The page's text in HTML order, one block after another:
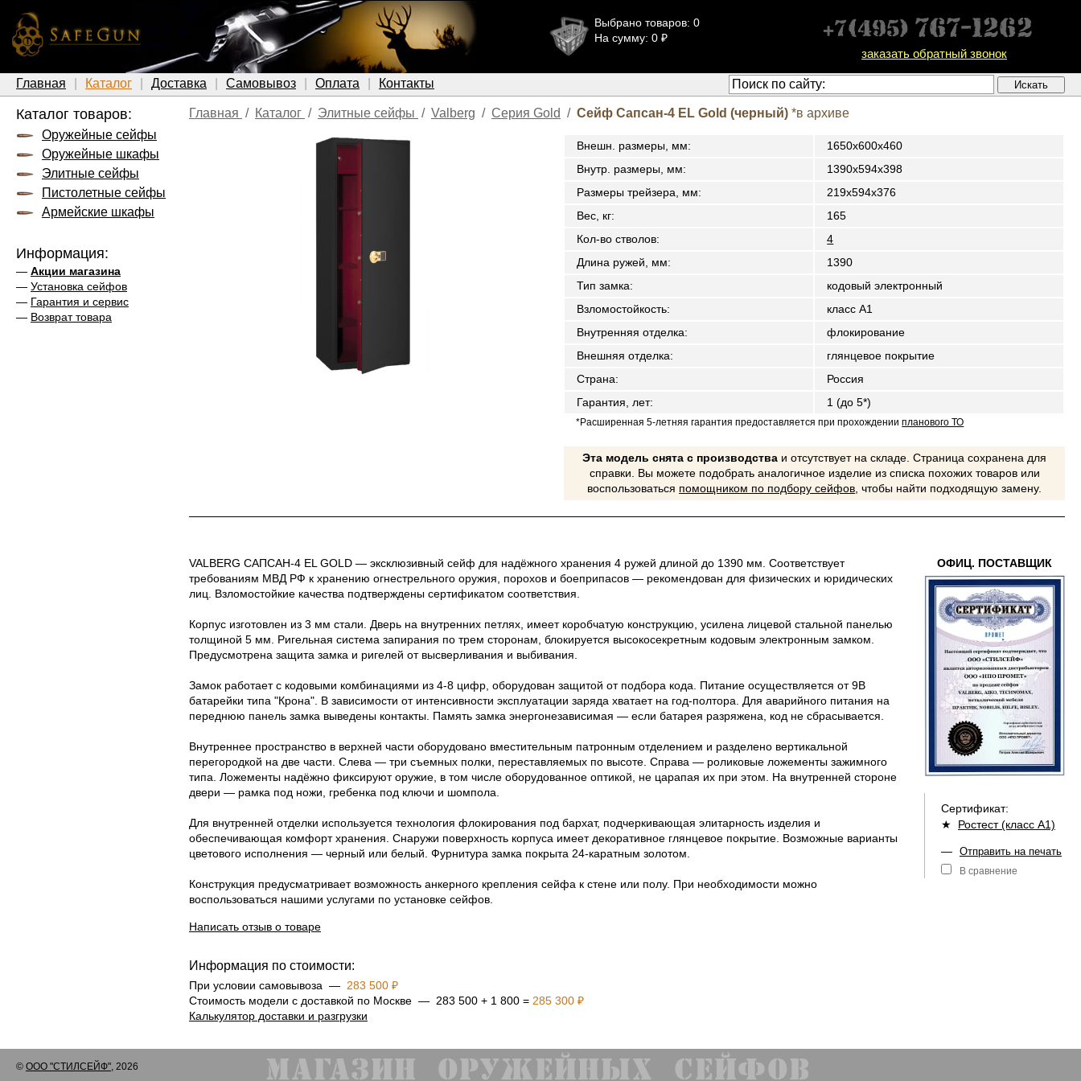
заказать обратный звонок
Выбрано товаров: 0
На сумму: 0 ₽
Главная Каталог Доставка Самовывоз Оплата Контакты
Каталог товаров:
Оружейные сейфы
Оружейные шкафы
Элитные сейфы
Пистолетные сейфы
Армейские шкафы
Информация:
— Акции магазина
— Установка сейфов
— Гарантия и сервис
— Возврат товара
Главная / Каталог / Элитные сейфы / Valberg / Серия Gold / Сейф Сапсан-4 EL Gold (черный) *в архиве
Внешн. размеры, мм:
1650x600x460
Внутр. размеры, мм:
1390x594x398
Размеры трейзера, мм:
219х594х376
Вес, кг:
165
Кол-во стволов:
4
Длина ружей, мм:
1390
Тип замка:
кодовый электронный
Взломостойкость:
класс A1
Внутренняя отделка:
флокирование
Внешняя отделка:
глянцевое покрытие
Страна:
Россия
Гарантия, лет: 1 (до 5*)
*Расширенная 5-летняя гарантия предоставляется при прохождениипланового ТО
Эта модель снята с производства и отсутствует на складе. Страница сохранена для
справки. Вы можете подобрать аналогичное изделие из списка похожих товаров или
воспользоваться помощником по подбору сейфов , чтобы найти подходящую замену.
VALBERG САПСАН-4 EL GOLD — эксклюзивный сейф для надёжного хранения 4 ружей длиной до 1390 мм. Соответствует
требованиям МВД РФ к хранению огнестрельного оружия, порохов и боеприпасов — рекомендован для физических и юридических
лиц. Взломостойкие качества подтверждены сертификатом соответствия.
Корпус изготовлен из 3 мм стали. Дверь на внутренних петлях, имеет коробчатую конструкцию, усилена лицевой стальной панелью
толщиной 5 мм. Ригельная система запирания по трем сторонам, блокируется высокосекретным кодовым электронным замком.
Предусмотрена защита замка и ригелей от высверливания и выбивания.
Замок работает с кодовыми комбинациями из 4-8 цифр, оборудован защитой от подбора кода. Питание осуществляется от 9В
батарейки типа "Крона". В зависимости от интенсивности эксплуатации заряда хватает на год-полтора. Для аварийного питания на
переднюю панель замка выведены контакты. Память замка энергонезависимая — если батарея разряжена, код не сбрасывается.
Внутреннее пространство в верхней части оборудовано вместительным патронным отделением и разделено вертикальной
перегородкой на две части. Слева — три съемных полки, переставляемых по высоте. Справа — роликовые ложементы зажимного
типа. Ложементы надёжно фиксируют оружие, в том числе оборудованное оптикой, не царапая их при этом. На внутренней стороне
двери — рамка под ножи, гребенка под ключи и шомпола.
Для внутренней отделки используется технология флокирования под бархат, подчеркивающая элитарность изделия и
обеспечивающая комфорт хранения. Снаружи поверхность корпуса имеет декоративное глянцевое покрытие. Возможные варианты
цветового исполнения — черный или белый. Фурнитура замка покрыта 24-каратным золотом.
Конструкция предусматривает возможность анкерного крепления сейфа к стене или полу. При необходимости можно
воспользоваться нашими услугами по установке сейфов.
ОФИЦ. ПОСТАВЩИК
Сертификат:
★ Ростест (класс А1)
— Отправить на печать
В сравнение
Написать отзыв о товаре
Информация по стоимости:
При условии самовывоза — 283 500 ₽
Стоимость модели с доставкой по Москве — 283 500 + 1 800 = 285 300 ₽
Калькулятор доставки и разгрузки
© ООО "СТИЛСЕЙФ", 2026